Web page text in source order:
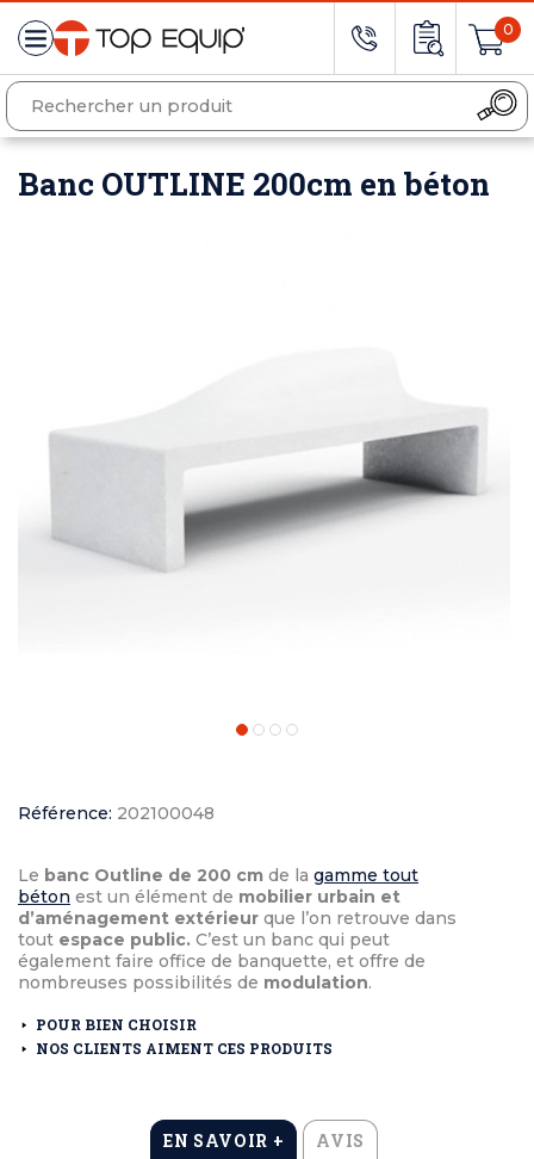
0
Banc OUTLINE 200cm en béton
Référence: 202100048
Le banc Outline de 200 cm de la gamme tout
béton est un élément de mobilier urbain et
d’aménagement extérieur que l’on retrouve dans
tout espace public. C’est un banc qui peut
également faire office de banquette, et offre de
nombreuses possibilités de modulation.
POUR BIEN CHOISIR
NOS CLIENTS AIMENT CES PRODUITS
EN SAVOIR + AVIS